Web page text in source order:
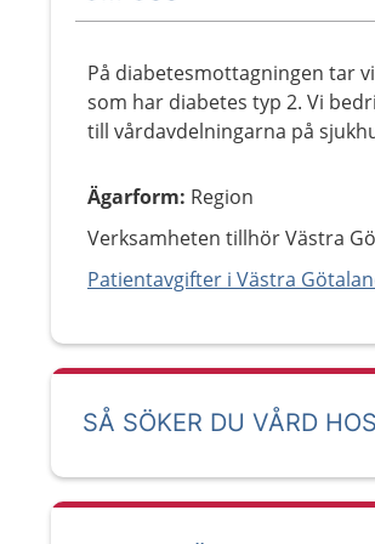
På diabetesmottagningen tar
som har diabetes typ 2. Vi
till vårdavdelningarna på
Ägarform: Region
Verksamheten tillhör Västra
Patientavgifter i Västra
SÅ SÖKER DU VÅRD